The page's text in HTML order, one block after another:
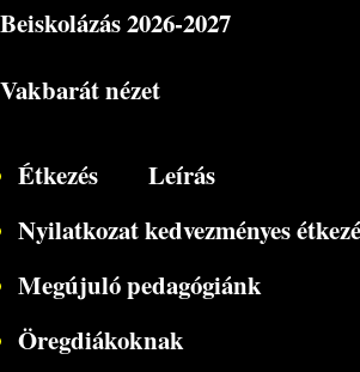
Beiskolázás2026-2027
Vakbarát nézet
Étkezés
Leírás
Nyilatkozat kedvezményes
Megújuló pedagógiánk
Öregdiákoknak